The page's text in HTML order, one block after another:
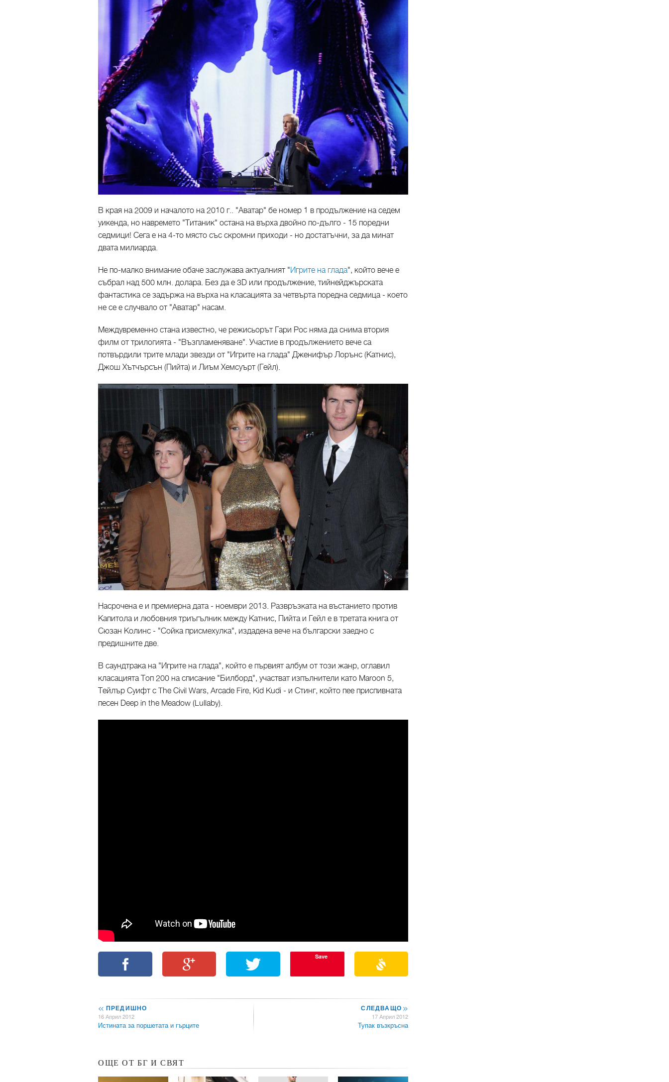
В края на 2009 и началото на 2010 г.. "Аватар" бе номер 1 в продължение на седем
уикенда, но навремето "Титаник" остана на върха двойно по-дълго - 15 поредни
седмици! Сега е на 4-то място със скромни приходи - но достатъчни, за да минат
двата милиарда.
Не по-малко внимание обаче заслужава актуалният "Игрите на глада", който вече е
събрал над 500 млн. долара. Без да е 3D или продължение, тийнейджърската
фантастика се задържа на върха на класацията за четвърта поредна седмица - което
не се е случвало от "Аватар" насам.
Междувременно стана известно, че режисьорът Гари Рос няма да снима втория
филм от трилогията - "Възпламеняване". Участие в продължението вече са
потвърдили трите млади звезди от "Игрите на глада" Дженифър Лорънс (Катнис),
Джош Хътчърсън (Пийта) и Лиъм Хемсуърт (Гейл).
Насрочена е и премиерна дата - ноември 2013. Развръзката на въстанието против
Капитола и любовния триъгълник между Катнис, Пийта и Гейл е в третата книга от
Сюзан Колинс - "Сойка присмехулка", издадена вече на български заедно с
предишните двe.
В саундтрака на "Игрите на глада", който е първият албум от този жанр, оглавил
класацията Топ 200 на списание "Билборд", участват изпълнители като Maroon 5,
Тейлър Суифт с The Civil Wars, Arcade Fire, Kid Kudi - и Стинг, който пее приспивната
песен Deep in the Meadow (Lullaby).
Save
<< ПРЕДИШНО
16 Април 2012
Истината за поршетата и гърците
СЛЕДВАЩО>>
17 Април 2012
Тупак възкръсна
ОЩЕ ОТ БГ И СВЯТ